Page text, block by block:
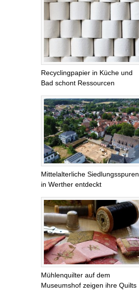
Recyclingpapier in Küche und
Bad schont Ressourcen
Mittelalterliche Siedlungsspuren
in Werther entdeckt
Mühlenquilter auf dem
Museumshof zeigen ihre Quilts